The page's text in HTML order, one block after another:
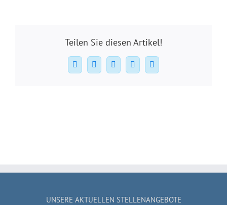
Teilen Sie diesen Artikel!
Facebook
X WhatsAppPinterest
E-
Mail
UNSERE AKTUELLEN STELLENANGEBOTE